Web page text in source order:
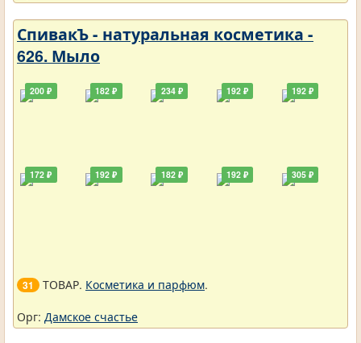
СпивакЪ - натуральная косметика -
626. Мыло
200 ₽
172 ₽
182 ₽
192 ₽
234 ₽
182 ₽
192 ₽
192 ₽
192 ₽
305 ₽
31 ТОВАР. Косметика и парфюм.
Орг: Дамское счастье